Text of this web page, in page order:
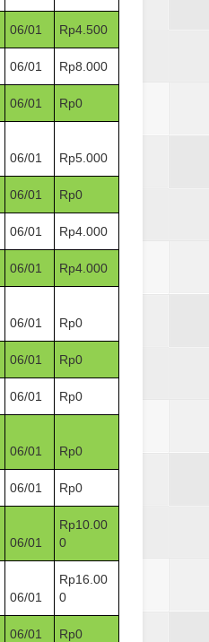
06/01 Rp4.500
06/01 Rp8.000
06/01 Rp0
06/01 Rp5.000
06/01 Rp0
06/01 Rp4.000
06/01 Rp4.000
06/01 Rp0
06/01 Rp0
06/01 Rp0
06/01 Rp0
06/01 Rp0
06/01
Rp10.00
0
06/01
Rp16.00
0
06/01 Rp0